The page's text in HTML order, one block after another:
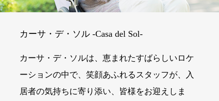
カーサ・デ・ソル -Casa del Sol-
カーサ・デ・ソルは、恵まれたすばらしいロケ
ーションの中で、笑顔あふれるスタッフが、入
居者の気持ちに寄り添い、皆様をお迎えしま